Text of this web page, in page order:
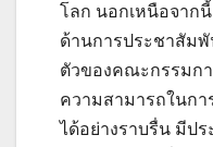
โลก นอกเหนือจาก
ด้านการประชาสัม
ตัวของคณะกรรมก
ความสามารถในกา
ได้อย่างราบรื่น มีป